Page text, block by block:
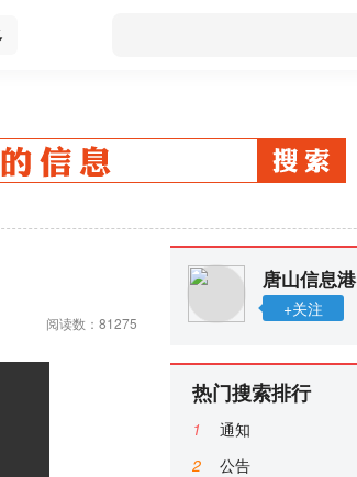
阅读数：81275
唐山信息港
+关注
热门搜索排行
1
通知
2
公告